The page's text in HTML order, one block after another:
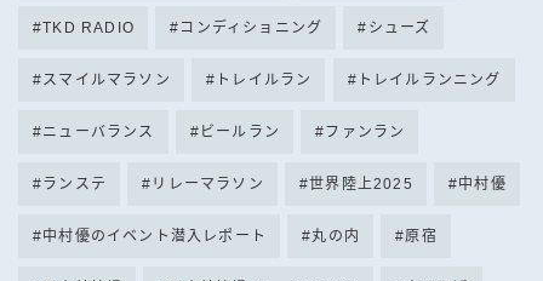
TKD RADIO コンディショニング シューズ
スマイルマラソン トレイルラン トレイルランニング
ニューバランス ビールラン ファンラン
ランステ リレーマラソン 世界陸上2025 中村優
中村優のイベント潜入レポート 丸の内 原宿